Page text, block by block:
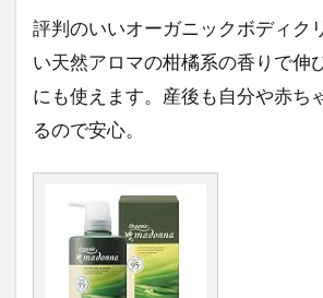
評判のいいオーガニックボディク
い天然アロマの柑橘系の香りで伸
にも使えます。産後も自分や赤ち
るので安心。